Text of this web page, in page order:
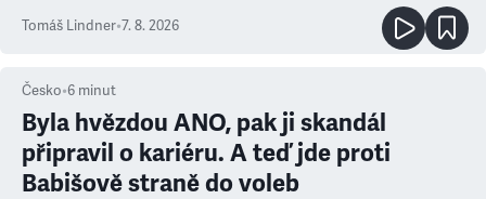
prioritu
Tomáš Lindner•7. 8. 2026
Česko•6 minut
Byla hvězdou ANO, pak ji skandál
připravil o kariéru. A teď jde proti
Babišově straně do voleb